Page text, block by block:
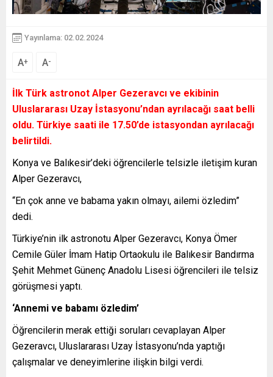
Yayınlama: 02.02.2024
A+ A-
İlk Türk astronot Alper Gezeravcı ve ekibinin
Uluslararası Uzay İstasyonu’ndan ayrılacağı saat belli
oldu. Türkiye saati ile 17.50’de istasyondan ayrılacağı
belirtildi.
Konya ve Balıkesir’deki öğrencilerle telsizle iletişim kuran
Alper Gezeravcı,
“En çok anne ve babama yakın olmayı, ailemi özledim”
dedi.
Türkiye’nin ilk astronotu Alper Gezeravcı, Konya Ömer
Cemile Güler İmam Hatip Ortaokulu ile Balıkesir Bandırma
Şehit Mehmet Günenç Anadolu Lisesi öğrencileri ile telsiz
görüşmesi yaptı.
‘Annemi ve babamı özledim’
Öğrencilerin merak ettiği soruları cevaplayan Alper
Gezeravcı, Uluslararası Uzay İstasyonu’nda yaptığı
çalışmalar ve deneyimlerine ilişkin bilgi verdi.